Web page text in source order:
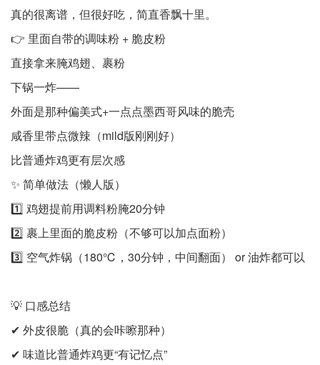
真的很离谱，但很好吃，简直香飘十里。
👉 里面自带的调味粉 + 脆皮粉
直接拿来腌鸡翅、裹粉
下锅一炸——
外面是那种偏美式+一点点墨西哥风味的脆壳
咸香里带点微辣（mild版刚刚好）
比普通炸鸡更有层次感
✨ 简单做法（懒人版）
1️⃣ 鸡翅提前用调料粉腌20分钟
2️⃣ 裹上里面的脆皮粉（不够可以加点面粉）
3️⃣ 空气炸锅（180℃，30分钟，中间翻面） or 油炸都可以
💡 口感总结
✔ 外皮很脆（真的会咔嚓那种）
✔ 味道比普通炸鸡更“有记忆点”